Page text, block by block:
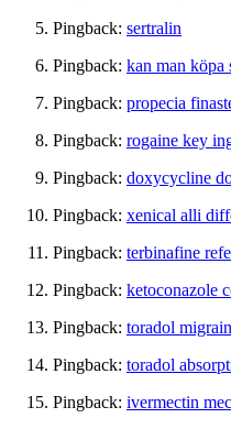
Pingback: sertralin
Pingback: kan man köpa
Pingback: propecia
Pingback: rogaine key
Pingback: doxycycline
Pingback: xenical alli
Pingback: terbinafine
Pingback: ketoconazole
Pingback: toradol
Pingback: toradol
Pingback: ivermectin